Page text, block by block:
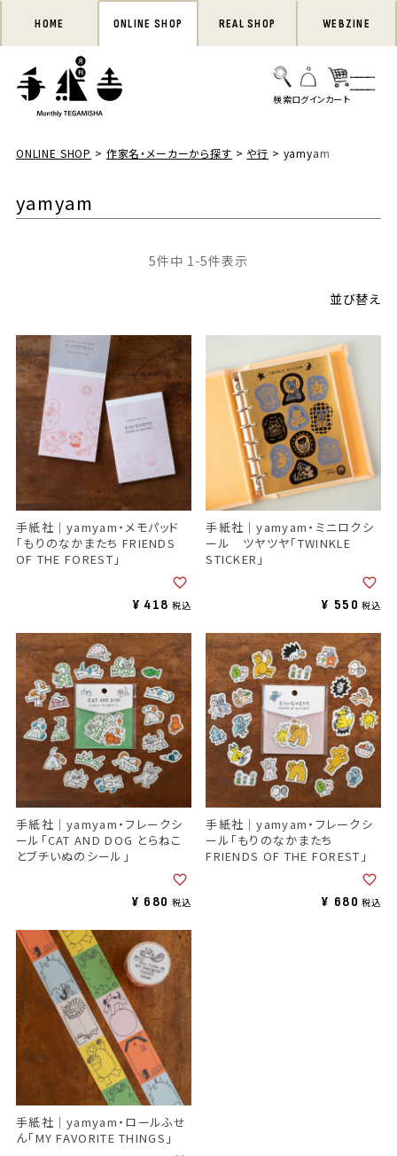
HOME ONLINE SHOP REAL SHOP WEBZINE
ONLINE SHOP 作家名・メーカーから探す や行 yamyam
yamyam
並び替え
5件中 1 -5件表示
手紙社｜yamyam・メモパッド
「もりのなかまたち FRIENDS
OF THE FOREST」
¥ 418 税込
手紙社｜yamyam・ミニロクシ
ール ツヤツヤ「TWINKLE
STICKER」
¥ 550 税込
手紙社｜yamyam・フレークシ
ール「CAT AND DOG とらねこ
とブチいぬのシール」
¥ 680 税込
手紙社｜yamyam・フレークシ
ール「もりのなかまたち
FRIENDS OF THE FOREST」
¥ 680 税込
手紙社｜yamyam・ロールふせ
ん「MY FAVORITE THINGS」